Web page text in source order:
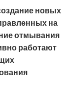
новых
на
отмывания
работают